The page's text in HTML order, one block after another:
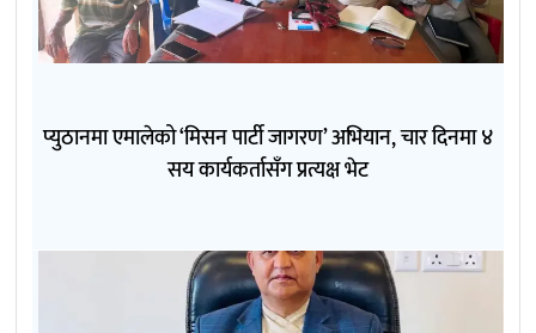
प्युठानमा एमालेको ‘मिसन पार्टी जागरण’ अभियान, चार दिनमा ४
सय कार्यकर्तासँग प्रत्यक्ष भेट